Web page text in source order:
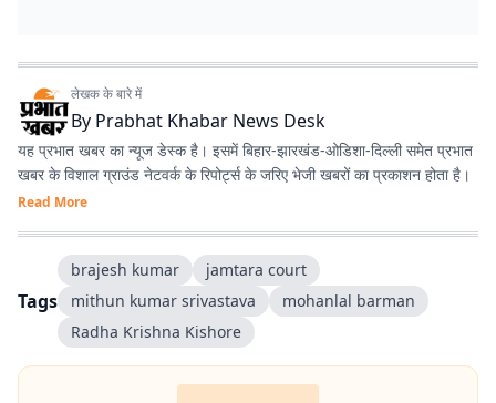
लेखक के बारे में
By Prabhat Khabar News Desk
यह प्रभात खबर का न्यूज डेस्क है। इसमें बिहार-झारखंड-ओडिशा-दिल्‍ली समेत प्रभात
खबर के विशाल ग्राउंड नेटवर्क के रिपोर्ट्स के जरिए भेजी खबरों का प्रकाशन होता है।
Read More
Tags
brajesh kumar
jamtara court
mithun kumar srivastava
mohanlal barman
Radha Krishna Kishore